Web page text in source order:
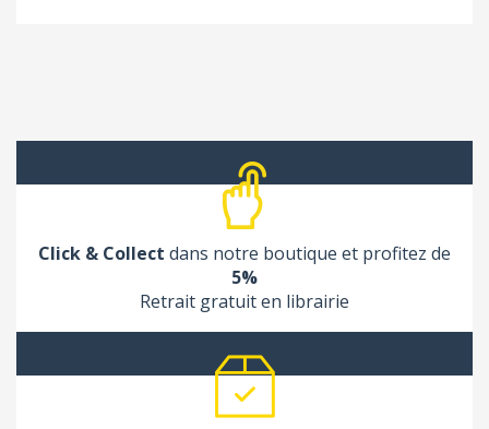
Click & Collect dans notre boutique et profitez de
5%
Retrait gratuit en librairie